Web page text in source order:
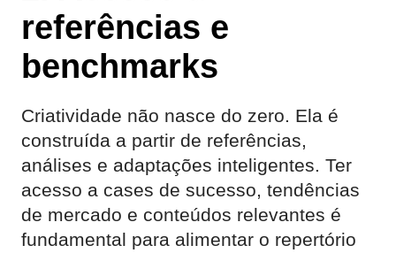
referências e
benchmarks
Criatividade não nasce do zero. Ela é
construída a partir de referências,
análises e adaptações inteligentes. Ter
acesso a cases de sucesso, tendências
de mercado e conteúdos relevantes é
fundamental para alimentar o repertório